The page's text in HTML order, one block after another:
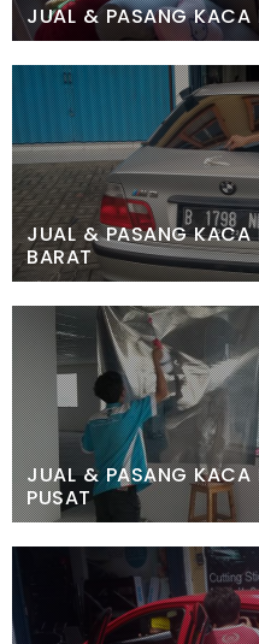
JUAL & PASANG KACA
JUAL & PASANG KACA
BARAT
JUAL & PASANG KACA
PUSAT